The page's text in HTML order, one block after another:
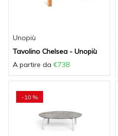
Unopiù
Tavolino Chelsea - Unopiù
A partire da €738
-10 %